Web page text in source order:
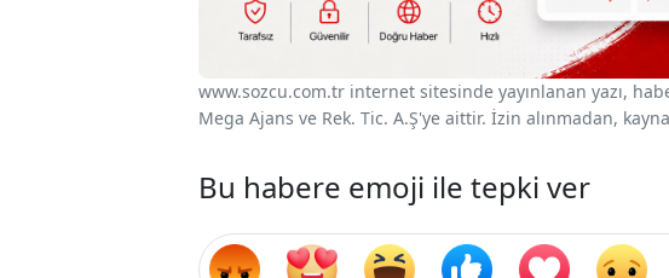
www.sozcu.com.tr internet sitesinde yayınlanan yazı,
Mega Ajans ve Rek. Tic. A.Ş'ye aittir. İzin alınmadan,
Bu habere emoji ile tepki ver